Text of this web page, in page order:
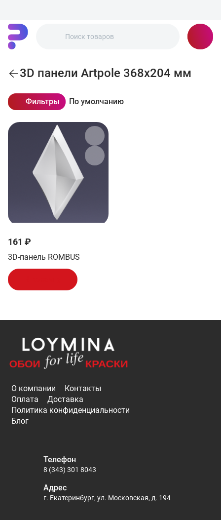
3D панели Artpole 368x204 мм
Фильтры По умолчанию
161 ₽
3D-панель ROMBUS
О компании
Контакты
Оплата
Доставка
Политика конфиденциальности
Блог
Телефон
8 (343) 301 8043
Адрес
г. Екатеринбург, ул. Московская, д. 194